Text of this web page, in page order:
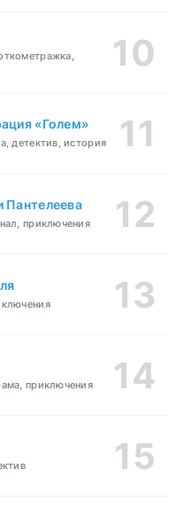
«Голем»
детектив, история
Пантелеева
приключения
приключения